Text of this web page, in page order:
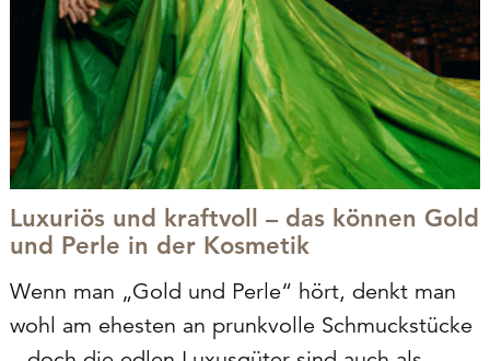
Luxuriös und kraftvoll – das können Gold
und Perle in der Kosmetik
Wenn man „Gold und Perle“ hört, denkt man
wohl am ehesten an prunkvolle Schmuckstücke